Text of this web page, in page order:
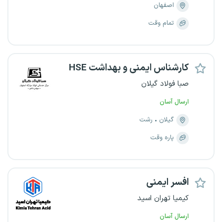
اصفهان
تمام وقت
کارشناس ایمنی و بهداشت HSE
صبا فولاد گیلان
ارسال آسان
گیلان
رشت
پاره وقت
افسر ایمنی
کیمیا تهران اسید
ارسال آسان